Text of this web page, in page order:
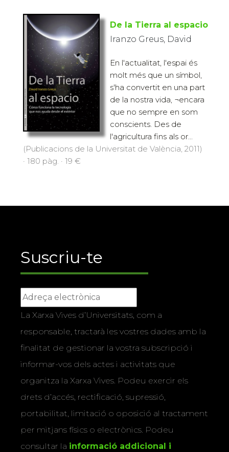
De la Tierra al espacio
Iranzo Greus, David
En l'actualitat, l'espai és
molt més que un símbol,
s'ha convertit en una part
de la nostra vida, ¬encara
que no sempre en som
conscients. Des de
l'agricultura fins als or...
(Publicacions de la Universitat de València, 2011)
· 180 pàg. · 19 €
Suscriu-te
La Xarxa Vives d’Universitats, com a
responsable, tractarà les vostres dades amb la
finalitat de gestionar la vostra subscripció i
informar-vos dels actes i activitats que
organitza la Xarxa Vives. Podeu exercir els
drets d’accés, rectificació, supressió,
portabilitat, limitació o oposició al tractament
per mitjans físics o electrònics. Podeu
consultar la informació addicional i